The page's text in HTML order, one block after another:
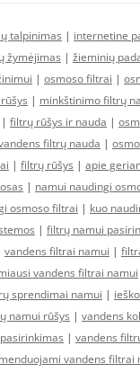
talpinimas | internetine
žymėjimas | žieminių
| osmoso filtrai |
| minkštinimo filtrų
| filtrų rūšys ir nauda |
filtrų nauda |
| filtrų rūšys | apie
| namui naudingi
osmoso filtrai | kuo
| filtrų namui
vandens filtrai namui |
vandens filtrai namui
sprendimai namui |
namui rūšys | vandens
| vandens
vandens filtrai